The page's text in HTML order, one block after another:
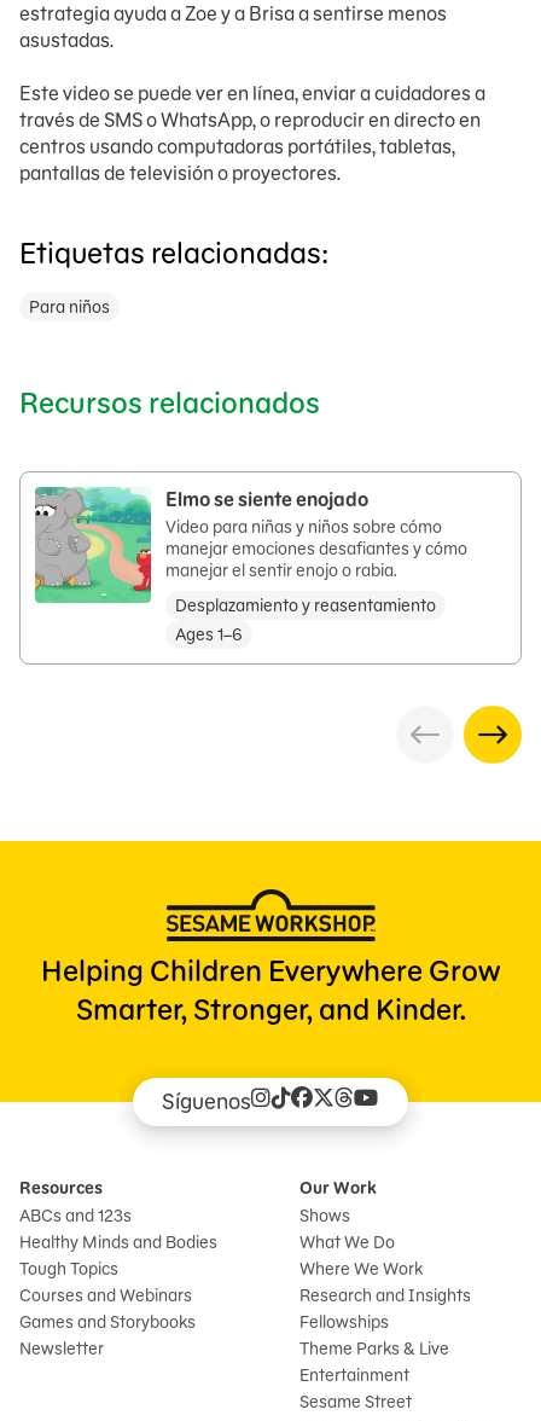
estrategia ayuda a Zoe y a Brisa a sentirse menos
asustadas.
Este video se puede ver en línea, enviar a cuidadores a
través de SMS o WhatsApp, o reproducir en directo en
centros usando computadoras portátiles, tabletas,
pantallas de televisión o proyectores.
Etiquetas relacionadas:
Para niños
Recursos relacionados
Elmo se siente enojado
Video para niñas y niños sobre cómo
manejar emociones desafiantes y cómo
manejar el sentir enojo o rabia.
Desplazamiento y reasentamiento
Ages 1–6
Helping Children Everywhere Grow
Smarter, Stronger, and Kinder.
Síguenos
Resources
ABCs and 123s
Healthy Minds and Bodies
Tough Topics
Courses and Webinars
Games and Storybooks
Newsletter
Our Work
Shows
What We Do
Where We Work
Research and Insights
Fellowships
Theme Parks & Live
Entertainment
Sesame Street